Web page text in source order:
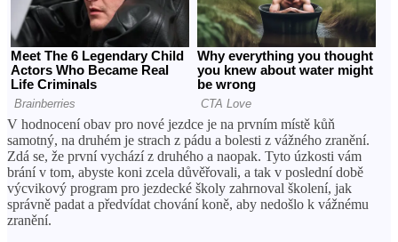
V hodnocení obav pro nové jezdce je na prvním místě kůň
samotný, na druhém je strach z pádu a bolesti z vážného zranění.
Zdá se, že první vychází z druhého a naopak. Tyto úzkosti vám
brání v tom, abyste koni zcela důvěřovali, a tak v poslední době
výcvikový program pro jezdecké školy zahrnoval školení, jak
správně padat a předvídat chování koně, aby nedošlo k vážnému
zranění.